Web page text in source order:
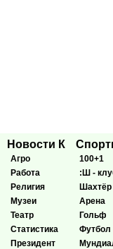
Новости К
Агро
Работа
Религия
Музеи
Театр
Статистика
Президент
100+1
:Ш -
Шахтёр
Арена
Гольф
Футбол